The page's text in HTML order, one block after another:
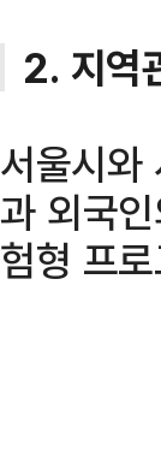
2. 지역
서울시와
과 외국
험형 프